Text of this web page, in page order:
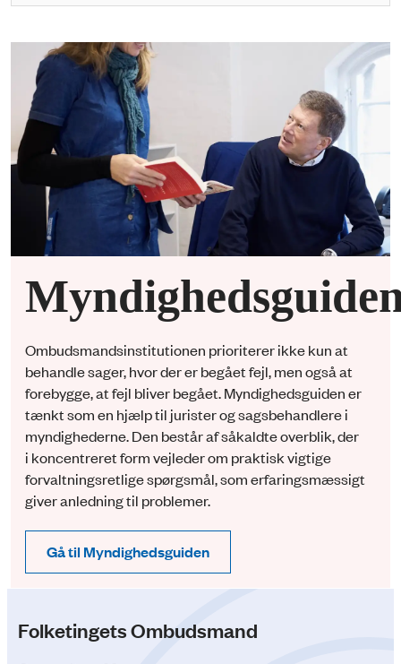
Ombudsmandsinstitutionen prioriterer ikke kun at
behandle sager, hvor der er begået fejl, men også at
forebygge, at fejl bliver begået. Myndighedsguiden er
tænkt som en hjælp til jurister og sagsbehandlere i
myndighederne. Den består af såkaldte overblik, der
i koncentreret form vejleder om praktisk vigtige
forvaltningsretlige spørgsmål, som erfaringsmæssigt
giver anledning til problemer.
Gå til Myndighedsguiden
Folketingets Ombudsmand